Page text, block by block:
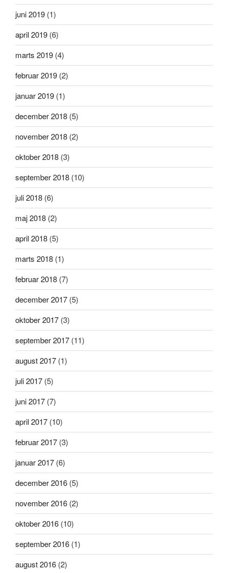
juni 2019 (1)
april 2019 (6)
marts 2019 (4)
februar 2019 (2)
januar 2019 (1)
december 2018 (5)
november 2018 (2)
oktober 2018 (3)
september 2018 (10)
juli 2018 (6)
maj 2018 (2)
april 2018 (5)
marts 2018 (1)
februar 2018 (7)
december 2017 (5)
oktober 2017 (3)
september 2017 (11)
august 2017 (1)
juli 2017 (5)
juni 2017 (7)
april 2017 (10)
februar 2017 (3)
januar 2017 (6)
december 2016 (5)
november 2016 (2)
oktober 2016 (10)
september 2016 (1)
august 2016 (2)